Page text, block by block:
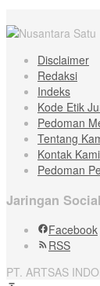
Disclaimer
Redaksi
Indeks
Kode Etik
Pedoman
Tentang
Kontak Kami
Pedoman
Jaringan Social
Facebook
RSS
PT. ARTSAS